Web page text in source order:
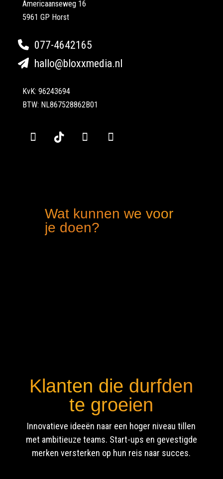
Americaanseweg 16
5961 GP Horst
077-4642165
hallo@bloxxmedia.nl
KvK: 96243694
BTW: NL867528862B01
Wat kunnen we voor
je doen?
Klanten die durfden
te groeien
Innovatieve ideeën naar een hoger niveau tillen
met ambitieuze teams. Start-ups en gevestigde
merken versterken op hun reis naar succes.